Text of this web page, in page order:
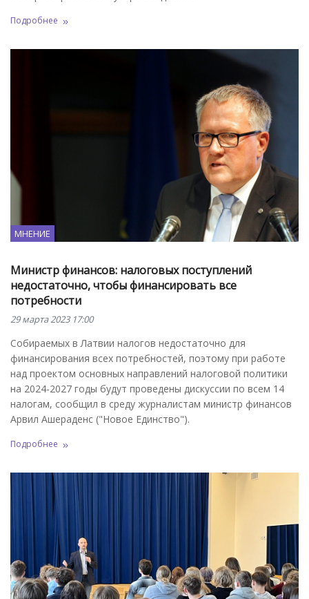
Подробнее
МНЕНИЕ
Министр финансов: налоговых поступлений
недостаточно, чтобы финансировать все
потребности
29 марта 2023 17:00
Собираемых в Латвии налогов недостаточно для
финансирования всех потребностей, поэтому при работе
над проектом основных направлений налоговой политики
на 2024-2027 годы будут проведены дискуссии по всем 14
налогам, сообщил в среду журналистам министр финансов
Арвил Ашераденс ("Новое Единство").
Подробнее